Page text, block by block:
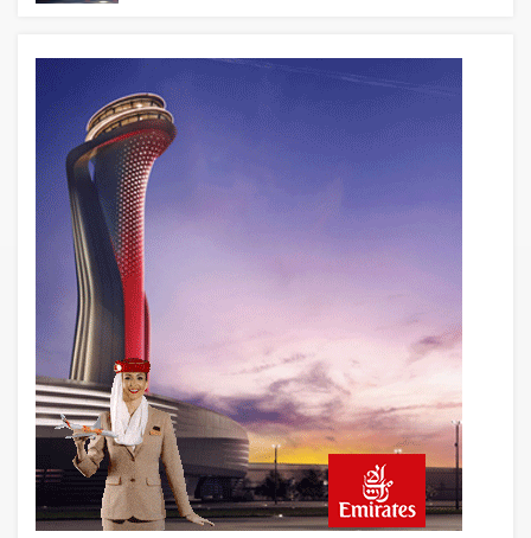
Rio de Janeiro’da Helikopter Düştü: 4
Kişi Öldü
20 saat önce
Uçak Bakımında Yetki Kimde Olmalı?
Havacılıkta İyi Hakem Oyunu Kendi
Oynamaz
21 saat önce
Savunma Sanayiinde Yeni Silah: Seri
Üretim Kapasitesi
21 saat önce
Yerli ve milli turizme yabancı kıskacı!
Türkiye’de sadece 50 kişide var İkinci
arabanı sat, ‘pır pır’ uçak al!
21 saat önce